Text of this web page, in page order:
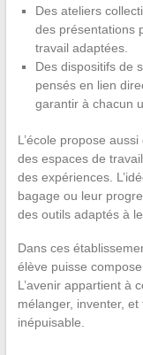
Des ateliers
des présentations
travail adaptées.
Des dispositifs de
pensés en lien
garantir à chacun
L’école propose
des espaces de
des expériences.
bagage ou leur
des outils adaptés à
Dans ces
élève puisse
L’avenir appartient à
mélanger, inventer,
inépuisable.